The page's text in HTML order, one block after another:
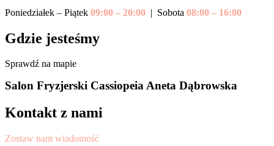
Poniedziałek – Piątek 09:00 – 20:00 | Sobota 08:00 – 16:00
Gdzie jesteśmy
Sprawdź na mapie
Salon Fryzjerski Cassiopeia Aneta Dąbrowska
Kontakt z nami
Zostaw nam wiadomość